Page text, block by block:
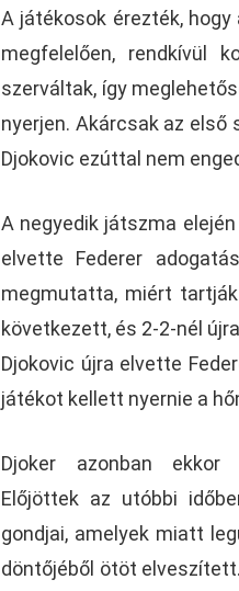
A játékosok érezték,
megfelelően, rendkívül
szerváltak, így
nyerjen. Akárcsak az
Djokovic ezúttal nem
A negyedik játszma
elvette Federer
megmutatta, miért
következett, és 2-2-nél
Djokovic újra elvette
játékot kellett nyernie a
Djoker azonban ekkor
Előjöttek az utóbbi
gondjai, amelyek miatt
döntőjéből ötöt